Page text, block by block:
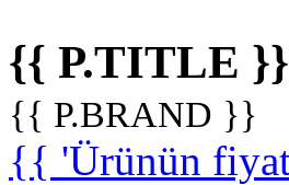
{{ P.TITLE }}
{{ P.BRAND }}
{{ 'Ürünün